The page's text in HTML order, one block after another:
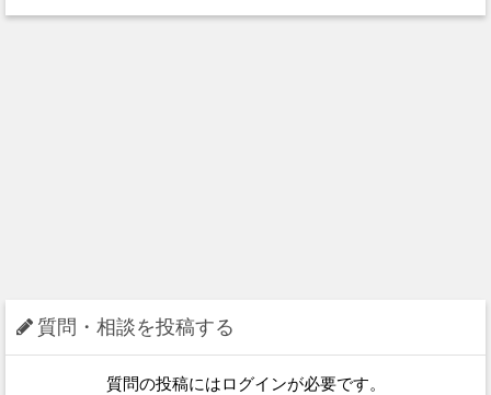
質問・相談を投稿する
質問の投稿にはログインが必要です。